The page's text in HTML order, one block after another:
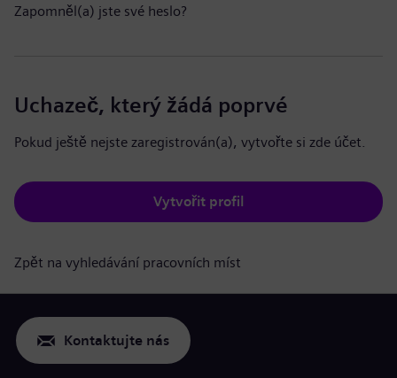
Zapomněl(a) jste své heslo?
Uchazeč, který žádá poprvé
Pokud ještě nejste zaregistrován(a), vytvořte si zde účet.
Vytvořit profil
Zpět na vyhledávání pracovních míst
Kontaktujte nás